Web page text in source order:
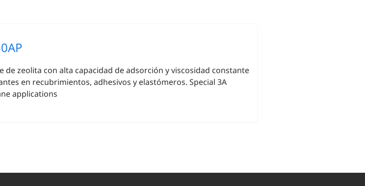
de zeolita con alta capacidad de adsorción y viscosidad constante
en recubrimientos, adhesivos y elastómeros. Special 3A
applications